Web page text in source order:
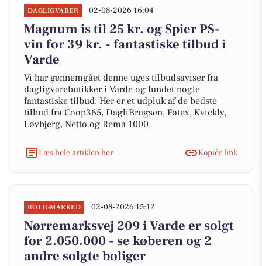
DAGLIGVARER 02-08-2026 16:04
Magnum is til 25 kr. og Spier PS-
vin for 39 kr. - fantastiske tilbud i
Varde
Vi har gennemgået denne uges tilbudsaviser fra
dagligvarebutikker i Varde og fundet nogle
fantastiske tilbud. Her er et udpluk af de bedste
tilbud fra Coop365, DagliBrugsen, Føtex, Kvickly,
Løvbjerg, Netto og Rema 1000.
Læs hele artiklen her Kopiér link
BOLIGMARKED 02-08-2026 15:12
Nørremarksvej 209 i Varde er solgt
for 2.050.000 - se køberen og 2
andre solgte boliger